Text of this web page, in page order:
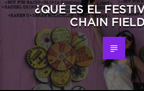
¿QUÉ ES EL
CHAIN